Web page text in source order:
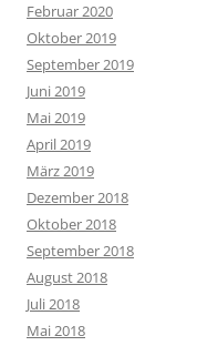
Februar 2020
Oktober 2019
September 2019
Juni 2019
Mai 2019
April 2019
März 2019
Dezember 2018
Oktober 2018
September 2018
August 2018
Juli 2018
Mai 2018